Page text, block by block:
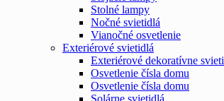
Stolné lampy
Nočné svietidlá
Vianočné osvetlenie
Exteriérové svietidlá
Exteriérové dekoratívne
Osvetlenie čísla domu
Osvetlenie čísla domu
Solárne svietidlá